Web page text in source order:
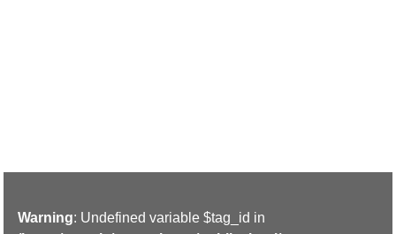
Warning: Undefined variable $tag_id in